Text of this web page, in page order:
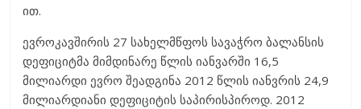
ით.
ევროკავშირის 27 სახელმწფოს სავაჭრო ბალანსის
დეფიციტმა მიმდინარე წლის იანვარში 16,5
მილიარდი ევრო შეადგინა 2012 წლის იანვრის 24,9
მილიარდიანი დეფიციტის საპირისპიროდ. 2012